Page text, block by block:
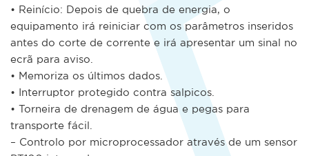
• Reinício: Depois de quebra de energia, o
equipamento irá reiniciar com os parâmetros inseridos
antes do corte de corrente e irá apresentar um sinal no
ecrã para aviso.
• Memoriza os últimos dados.
• Interruptor protegido contra salpicos.
• Torneira de drenagem de água e pegas para
transporte fácil.
– Controlo por microprocessador através de um sensor